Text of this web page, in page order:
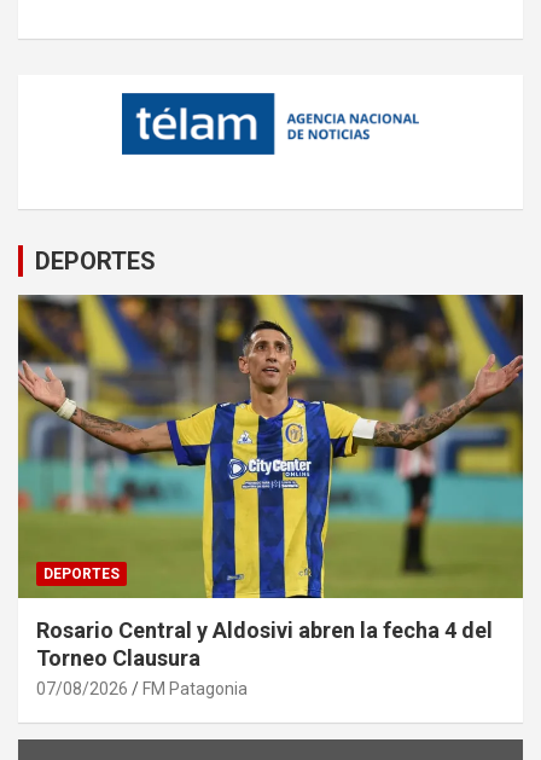
DEPORTES
DEPORTES
Rosario Central y Aldosivi abren la fecha 4 del
Torneo Clausura
07/08/2026 FM Patagonia